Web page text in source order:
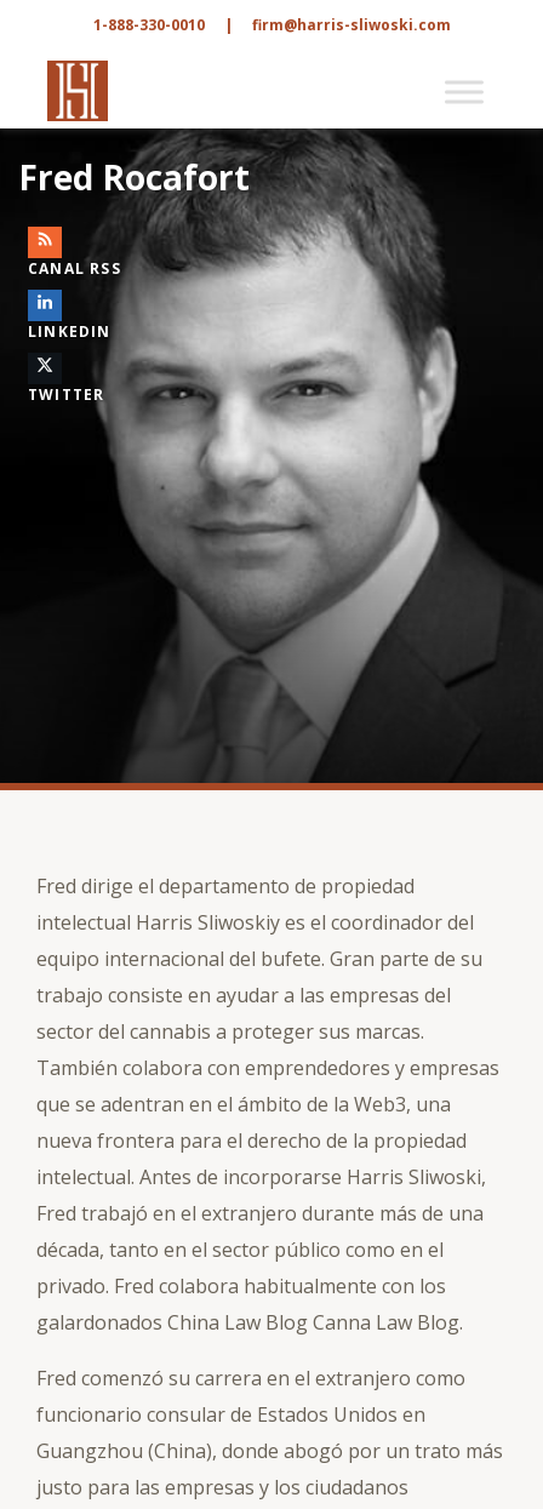
1-888-330-0010 | firm@harris-sliwoski.com
Fred Rocafort
CANAL RSS
LINKEDIN
TWITTER
Fred dirige el departamento de propiedad
intelectual Harris Sliwoskiy es el coordinador del
equipo internacional del bufete. Gran parte de su
trabajo consiste en ayudar a las empresas del
sector del cannabis a proteger sus marcas.
También colabora con emprendedores y empresas
que se adentran en el ámbito de la Web3, una
nueva frontera para el derecho de la propiedad
intelectual. Antes de incorporarse Harris Sliwoski,
Fred trabajó en el extranjero durante más de una
década, tanto en el sector público como en el
privado. Fred colabora habitualmente con los
galardonados China Law Blog Canna Law Blog.
Fred comenzó su carrera en el extranjero como
funcionario consular de Estados Unidos en
Guangzhou (China), donde abogó por un trato más
justo para las empresas y los ciudadanos